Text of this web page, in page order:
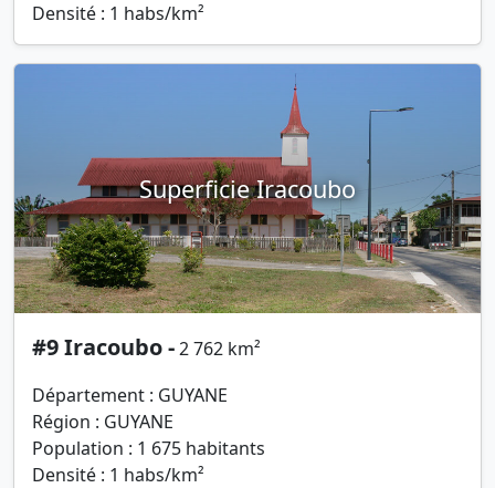
Densité : 1 habs/km²
Superficie Iracoubo
#9 Iracoubo -2 762 km²
Département : GUYANE
Région : GUYANE
Population : 1 675 habitants
Densité : 1 habs/km²